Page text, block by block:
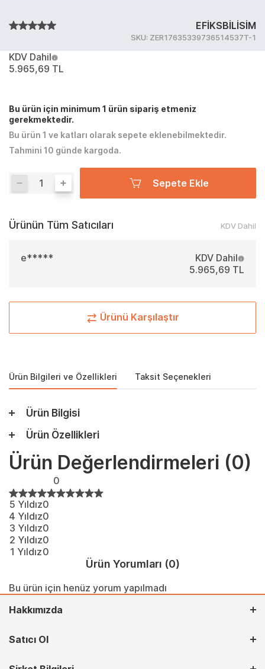
EFİKSBİLİSİM
SKU: ZER17635339736514537T-1
KDV Dahil
5.965,69 TL
Bu ürün için minimum 1 ürün sipariş etmeniz
gerekmektedir.
Bu ürün 1 ve katları olarak sepete eklenebilmektedir.
Tahmini 10 günde kargoda.
Sepete Ekle
Ürünün Tüm Satıcıları KDV Dahil
e*****
KDV Dahil
5.965,69 TL
Ürünü Karşılaştır
Ürün Bilgileri ve Özellikleri Taksit Seçenekleri
Ürün Bilgisi
Ürün Özellikleri
Ürün Değerlendirmeleri (0)
0
5 Yıldız0
4 Yıldız0
3 Yıldız0
2 Yıldız0
1 Yıldız0
Ürün Yorumları (0)
Bu ürün için henüz yorum yapılmadı
Hakkımızda
Satıcı Ol